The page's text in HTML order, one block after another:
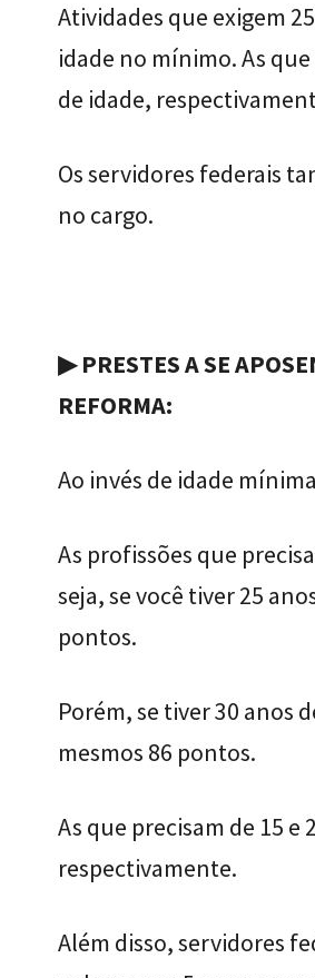
Atividades que exigem
idade no mínimo. As
de idade,
Os servidores federais
no cargo.
▶ PRESTES A SE
REFORMA:
Ao invés de idade
As profissões que
seja, se você tiver 25
pontos.
Porém, se tiver 30 anos
mesmos 86 pontos.
As que precisam de 15
respectivamente.
Além disso, servidores